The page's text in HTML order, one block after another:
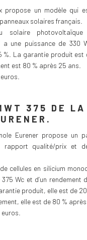
propose un modèle qui
solaires français.
solaire
a une puissance de 330
%. La garantie produit est
est 80 % après 25 ans.
375 DE LA
Eurener propose un
qualité/prix et
cellules en silicium
375 Wc et d’un rendement
produit, elle est de
elle est de 80 % après